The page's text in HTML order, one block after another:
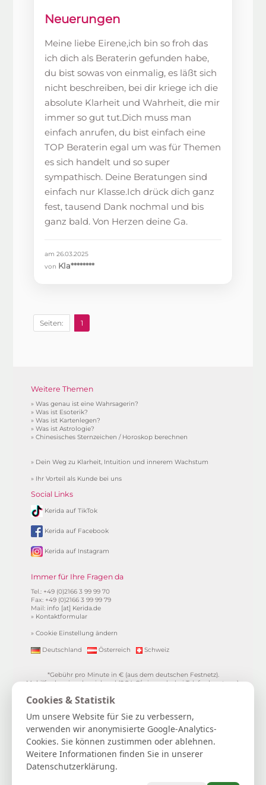
Neuerungen
Meine liebe Eirene,ich bin so froh das
ich dich als Beraterin gefunden habe,
du bist sowas von einmalig, es läßt sich
nicht beschreiben, bei dir kriege ich die
absolute Klarheit und Wahrheit, die mir
immer so gut tut.Dich muss man
einfach anrufen, du bist einfach eine
TOP Beraterin egal um was für Themen
es sich handelt und so super
sympathisch. Deine Beratungen sind
einfach nur Klasse.Ich drück dich ganz
fest, tausend Dank nochmal und bis
ganz bald. Von Herzen deine Ga.
am 26.03.2025
von Kla********
Seiten: 1
Weitere Themen
»Was genau ist eine Wahrsagerin?
»Was ist Esoterik?
»Was ist Kartenlegen?
»Was ist Astrologie?
»Chinesisches Sternzeichen / Horoskop berechnen
» Dein Weg zu Klarheit, Intuition und innerem Wachstum
» Ihr Vorteil als Kunde bei uns
Social Links
Kerida auf TikTok
Kerida auf Facebook
Kerida auf Instagram
Immer für Ihre Fragen da
Tel.: +49 (0)2166 3 99 99 70
Fax: +49 (0)2166 3 99 99 79
Mail: info [at] Kerida.de
» Kontaktformular
»Cookie Einstellung ändern
Deutschland Österreich Schweiz
*Gebühr pro Minute in € (aus dem deutschen Festnetz).
Mobilfunkpreise abweichend (0,24 €/min. mehr bei Telefonberatung).
**1.99€/min aus allen dt. Netzen
Gratisgepräch in Höhe von 15 Minuten.
15 Gratisminuten zum Kartenlegen sichern|Spiritueller Berater/in
werden
FAQ / Hilfe|AGB |Verträge hier kündigen / widerrufen
Kontakt & Impressum / Datenschutz
Kerida die Esoterikline für Kartenlegen, Hellsehen, Wahrsagen,
Lebensberatung, Spiritualität und mehr...
Cookies & Statistik
Um unsere Website für Sie zu verbessern,
verwenden wir anonymisierte Google-Analytics-
Cookies. Sie können zustimmen oder ablehnen.
Weitere Informationen finden Sie in unserer
Datenschutzerklärung.